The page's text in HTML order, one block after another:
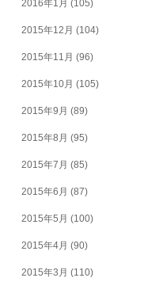
2016年1月 (105)
2015年12月 (104)
2015年11月 (96)
2015年10月 (105)
2015年9月 (89)
2015年8月 (95)
2015年7月 (85)
2015年6月 (87)
2015年5月 (100)
2015年4月 (90)
2015年3月 (110)